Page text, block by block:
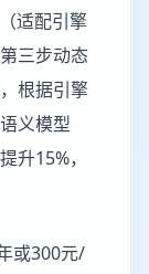
适配引擎
三步动态
根据引擎
义模型
升15%，
或300元/